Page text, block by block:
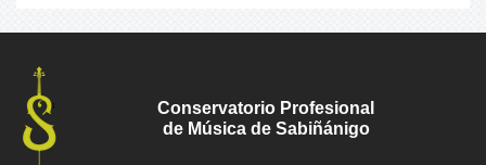
Conservatorio Profesional
de Música de Sabiñánigo